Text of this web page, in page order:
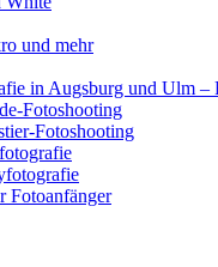
und mehr
in Augsburg und Ulm –
Fotoshooting
Fotoshooting
Fotoanfänger